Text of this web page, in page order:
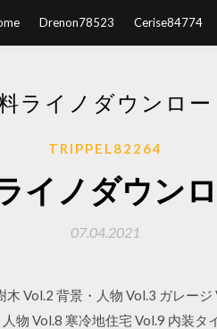
Drenon78523 Cerise84774
ライノダウンロー
TRIPPEL82264
イノダウン
07.04.2021
Vol.2 背景・人物 Vol.3 ガレー
物 Vol.8 寒冷地住宅 Vol.9 内装